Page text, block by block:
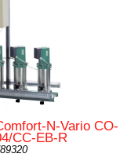
N-Vario CO-
CC-EB-R